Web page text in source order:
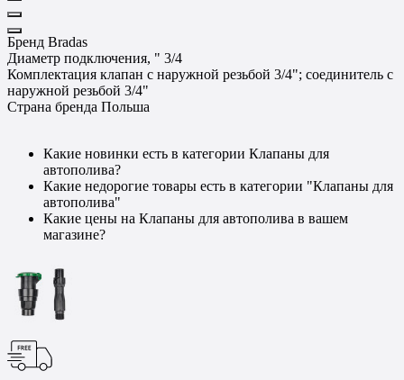
Бренд Bradas
Диаметр подключения, " 3/4
Комплектация клапан с наружной резьбой 3/4"; соединитель с
наружной резьбой 3/4"
Страна бренда Польша
Какие новинки есть в категории Клапаны для
автополива?
Какие недорогие товары есть в категории "Клапаны для
автополива"
Какие цены на Клапаны для автополива в вашем
магазине?